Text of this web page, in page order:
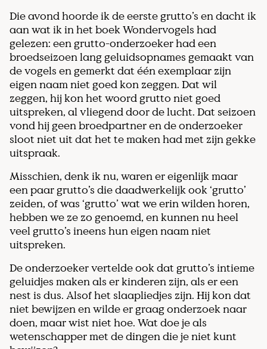
Die avond hoorde ik de eerste grutto’s en dacht ik
aan wat ik in het boek Wondervogels had
gelezen: een grutto-onderzoeker had een
broedseizoen lang geluidsopnames gemaakt van
de vogels en gemerkt dat één exemplaar zijn
eigen naam niet goed kon zeggen. Dat wil
zeggen, hij kon het woord grutto niet goed
uitspreken, al vliegend door de lucht. Dat seizoen
vond hij geen broedpartner en de onderzoeker
sloot niet uit dat het te maken had met zijn gekke
uitspraak.
Misschien, denk ik nu, waren er eigenlijk maar
een paar grutto’s die daadwerkelijk ook ‘grutto’
zeiden, of was ‘grutto’ wat we erin wilden horen,
hebben we ze zo genoemd, en kunnen nu heel
veel grutto’s ineens hun eigen naam niet
uitspreken.
De onderzoeker vertelde ook dat grutto’s intieme
geluidjes maken als er kinderen zijn, als er een
nest is dus. Alsof het slaapliedjes zijn. Hij kon dat
niet bewijzen en wilde er graag onderzoek naar
doen, maar wist niet hoe. Wat doe je als
wetenschapper met de dingen die je niet kunt